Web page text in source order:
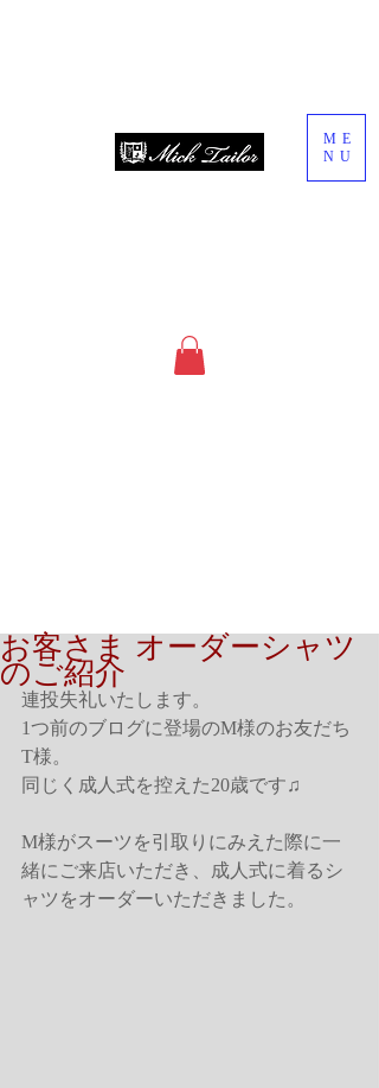
ME
NU
お客さま オーダーシャツ
のご紹介
連投失礼いたします。
1つ前のブログに登場のM様のお友だち
T様。
同じく成人式を控えた20歳です♫
M様がスーツを引取りにみえた際に一
緒にご来店いただき、成人式に着るシ
ャツをオーダーいただきました。